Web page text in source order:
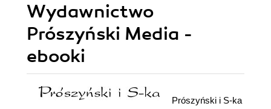
Wydawnictwo
Prószyński Media -
ebooki
Prószyński i S-ka